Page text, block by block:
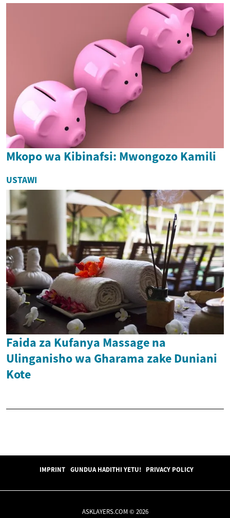
Mkopo wa Kibinafsi: Mwongozo Kamili
USTAWI
Faida za Kufanya Massage na
Ulinganisho wa Gharama zake Duniani
Kote
IMPRINT GUNDUA HADITHI YETU! PRIVACY POLICY
ASKLAYERS.COM © 2026